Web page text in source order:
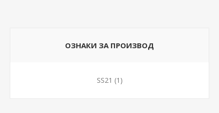
ОЗНАКИ ЗА ПРОИЗВОД
SS21 (1)